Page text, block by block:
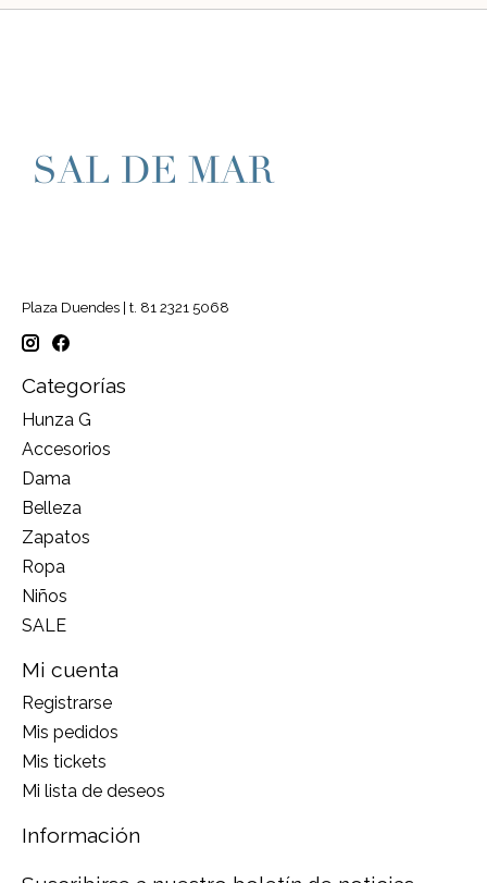
Plaza Duendes | t. 81 2321 5068
Categorías
Hunza G
Accesorios
Dama
Belleza
Zapatos
Ropa
Niños
SALE
Mi cuenta
Registrarse
Mis pedidos
Mis tickets
Mi lista de deseos
Información